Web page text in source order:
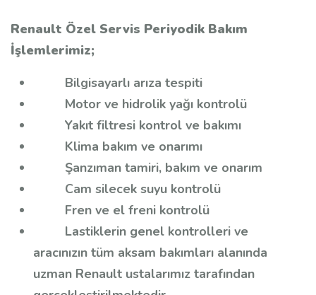
Renault Özel Servis Periyodik Bakım
İşlemlerimiz;
Bilgisayarlı arıza tespiti
Motor ve hidrolik yağı kontrolü
Yakıt filtresi kontrol ve bakımı
Klima bakım ve onarımı
Şanzıman tamiri, bakım ve onarım
Cam silecek suyu kontrolü
Fren ve el freni kontrolü
Lastiklerin genel kontrolleri ve
aracınızın tüm aksam bakımları alanında
uzman Renault ustalarımız tarafından